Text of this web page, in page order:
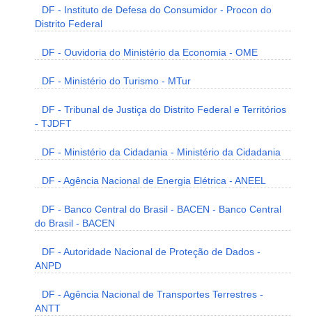
DF - Instituto de Defesa do Consumidor - Procon do
Distrito Federal
DF - Ouvidoria do Ministério da Economia - OME
DF - Ministério do Turismo - MTur
DF - Tribunal de Justiça do Distrito Federal e Territórios
- TJDFT
DF - Ministério da Cidadania - Ministério da Cidadania
DF - Agência Nacional de Energia Elétrica - ANEEL
DF - Banco Central do Brasil - BACEN - Banco Central
do Brasil - BACEN
DF - Autoridade Nacional de Proteção de Dados -
ANPD
DF - Agência Nacional de Transportes Terrestres -
ANTT